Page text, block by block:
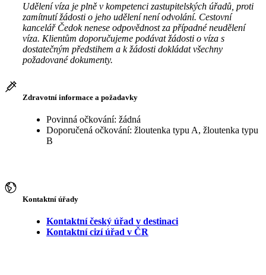
Udělení víza je plně v kompetenci zastupitelských úřadů, proti
zamítnutí žádosti o jeho udělení není odvolání. Cestovní
kancelář Čedok nenese odpovědnost za případné neudělení
víza. Klientům doporučujeme podávat žádosti o víza s
dostatečným předstihem a k žádosti dokládat všechny
požadované dokumenty.
Zdravotní informace a požadavky
Povinná očkování: žádná
Doporučená očkování: žloutenka typu A, žloutenka typu
B
Kontaktní úřady
Kontaktní český úřad v destinaci
Kontaktní cizí úřad v ČR